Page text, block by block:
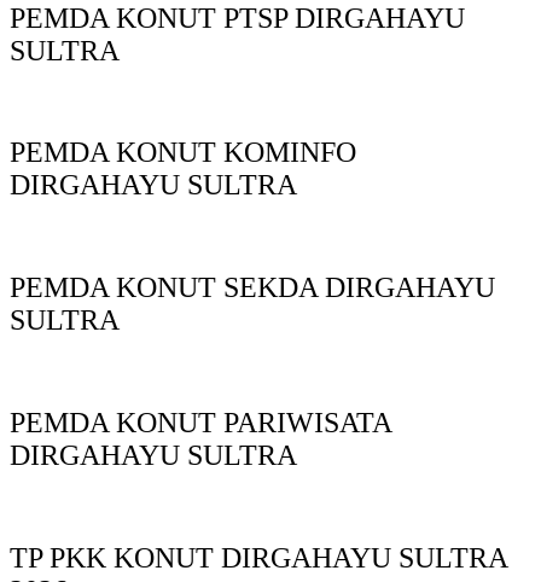
PEMDA KONUT PTSP DIRGAHAYU
SULTRA
PEMDA KONUT KOMINFO
DIRGAHAYU SULTRA
PEMDA KONUT SEKDA DIRGAHAYU
SULTRA
PEMDA KONUT PARIWISATA
DIRGAHAYU SULTRA
TP PKK KONUT DIRGAHAYU SULTRA